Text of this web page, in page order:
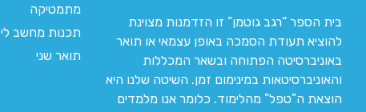
בית הספר “רגב גוטמן” זו הזדמנות מצוינת
להוציא תעודת הסמכה באופן עצמאי או תואר
באוניברסיטה הפתוחה ובשאר המכללות
והאוניברסיטאות במינימום זמן. השיטה שלנו היא
הוצאת ה”טפל” מהלימוד. כלומר אנו מלמדים
מתמטיקה
תכנות מחשב
תואר שני